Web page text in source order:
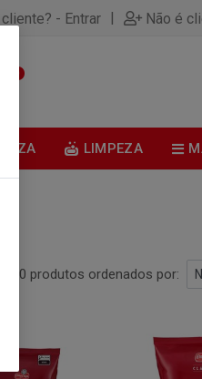
- Entrar | Não é
LIMPEZA
100 produtos ordenados por: